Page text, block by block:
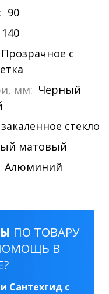
90
140
Прозрачное с
мм: Черный
закаленное стекло
матовый
Алюминий
ПО ТОВАРУ
В
Сантехгид с